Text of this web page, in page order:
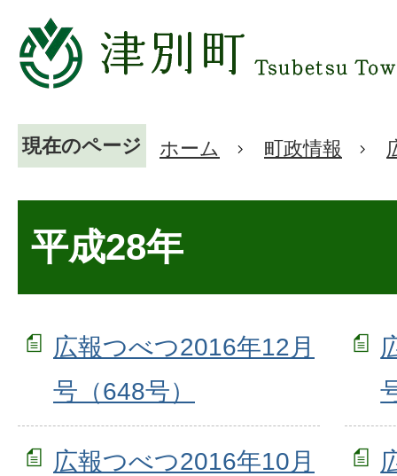
現在のページ ホーム 町政情報
平成28年
広報つべつ2016年12月
号（648号）
広報つべつ2016年10月